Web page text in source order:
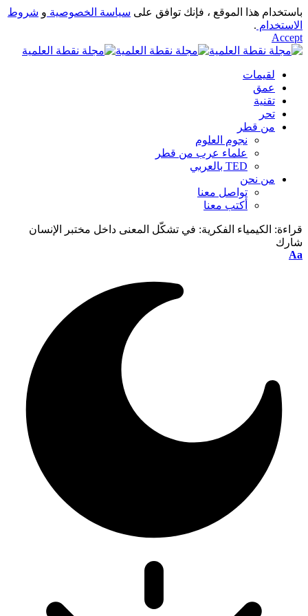
باستخدام هذا الموقع ، فإنك توافق على سياسة الخصوصية و شروط
الاستخدام .
Accept
لقيمات
عمق
تقنية
تحر
من قطر
نجوم العلوم
علماء عرب من قطر
TED بالعربي
من نحن
تواصل معنا
أكتب معنا
قراءة: الكيمياء الفكرية: في تشكّل المعنى داخل مختبر الإنسان
شارك
Aa